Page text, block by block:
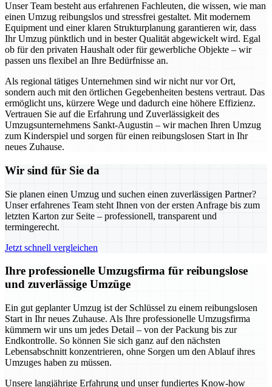
Unser Team besteht aus erfahrenen Fachleuten, die wissen, wie man
einen Umzug reibungslos und stressfrei gestaltet. Mit modernem
Equipment und einer klaren Strukturplanung garantieren wir, dass
Ihr Umzug pünktlich und in bester Qualität abgewickelt wird. Egal
ob für den privaten Haushalt oder für gewerbliche Objekte – wir
passen uns flexibel an Ihre Bedürfnisse an.
Als regional tätiges Unternehmen sind wir nicht nur vor Ort,
sondern auch mit den örtlichen Gegebenheiten bestens vertraut. Das
ermöglicht uns, kürzere Wege und dadurch eine höhere Effizienz.
Vertrauen Sie auf die Erfahrung und Zuverlässigkeit des
Umzugsunternehmens Sankt-Augustin – wir machen Ihren Umzug
zum Kinderspiel und sorgen für einen reibungslosen Start in Ihr
neues Zuhause.
Wir sind für Sie da
Sie planen einen Umzug und suchen einen zuverlässigen Partner?
Unser erfahrenes Team steht Ihnen von der ersten Anfrage bis zum
letzten Karton zur Seite – professionell, transparent und
termingerecht.
Jetzt schnell vergleichen
Ihre professionelle Umzugsfirma für reibungslose
und zuverlässige Umzüge
Ein gut geplanter Umzug ist der Schlüssel zu einem reibungslosen
Start in Ihr neues Zuhause. Als Ihre professionelle Umzugsfirma
kümmern wir uns um jedes Detail – von der Packung bis zur
Endkontrolle. So können Sie sich ganz auf den nächsten
Lebensabschnitt konzentrieren, ohne Sorgen um den Ablauf ihres
Umzuges haben zu müssen.
Unsere langjährige Erfahrung und unser fundiertes Know-how